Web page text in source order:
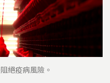
絕疫病風險。